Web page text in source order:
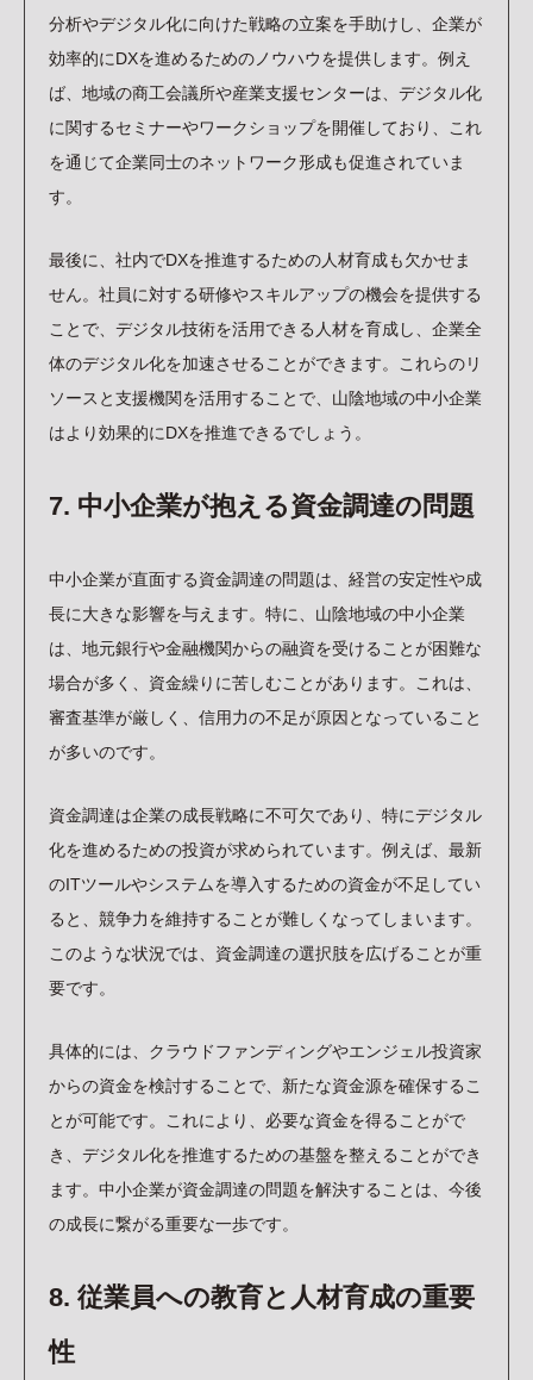
分析やデジタル化に向けた戦略の立案を手助けし、企業が
効率的にDXを進めるためのノウハウを提供します。例え
ば、地域の商工会議所や産業支援センターは、デジタル化
に関するセミナーやワークショップを開催しており、これ
を通じて企業同士のネットワーク形成も促進されていま
す。
最後に、社内でDXを推進するための人材育成も欠かせま
せん。社員に対する研修やスキルアップの機会を提供する
ことで、デジタル技術を活用できる人材を育成し、企業全
体のデジタル化を加速させることができます。これらのリ
ソースと支援機関を活用することで、山陰地域の中小企業
はより効果的にDXを推進できるでしょう。
7. 中小企業が抱える資金調達の問題
中小企業が直面する資金調達の問題は、経営の安定性や成
長に大きな影響を与えます。特に、山陰地域の中小企業
は、地元銀行や金融機関からの融資を受けることが困難な
場合が多く、資金繰りに苦しむことがあります。これは、
審査基準が厳しく、信用力の不足が原因となっていること
が多いのです。
資金調達は企業の成長戦略に不可欠であり、特にデジタル
化を進めるための投資が求められています。例えば、最新
のITツールやシステムを導入するための資金が不足してい
ると、競争力を維持することが難しくなってしまいます。
このような状況では、資金調達の選択肢を広げることが重
要です。
具体的には、クラウドファンディングやエンジェル投資家
からの資金を検討することで、新たな資金源を確保するこ
とが可能です。これにより、必要な資金を得ることがで
き、デジタル化を推進するための基盤を整えることができ
ます。中小企業が資金調達の問題を解決することは、今後
の成長に繋がる重要な一歩です。
8. 従業員への教育と人材育成の重要
性